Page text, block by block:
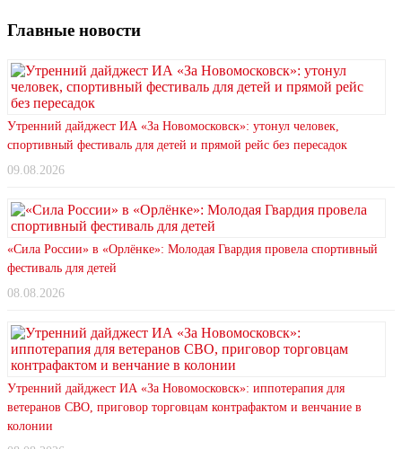
Главные новости
Утренний дайджест ИА «За Новомосковск»: утонул человек,
спортивный фестиваль для детей и прямой рейс без пересадок
09.08.2026
«Сила России» в «Орлёнке»: Молодая Гвардия провела спортивный
фестиваль для детей
08.08.2026
Утренний дайджест ИА «За Новомосковск»: иппотерапия для
ветеранов СВО, приговор торговцам контрафактом и венчание в
колонии